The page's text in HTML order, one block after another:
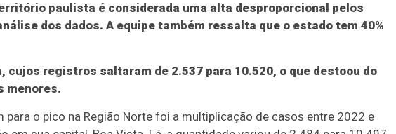
paulista é considerada uma alta desproporcional pelos
dos dados. A equipe também ressalta que o estado tem 40%
cujos registros saltaram de 2.537 para 10.520, o que destoou do
menores.
o pico na Região Norte foi a multiplicação de casos entre 2022 e